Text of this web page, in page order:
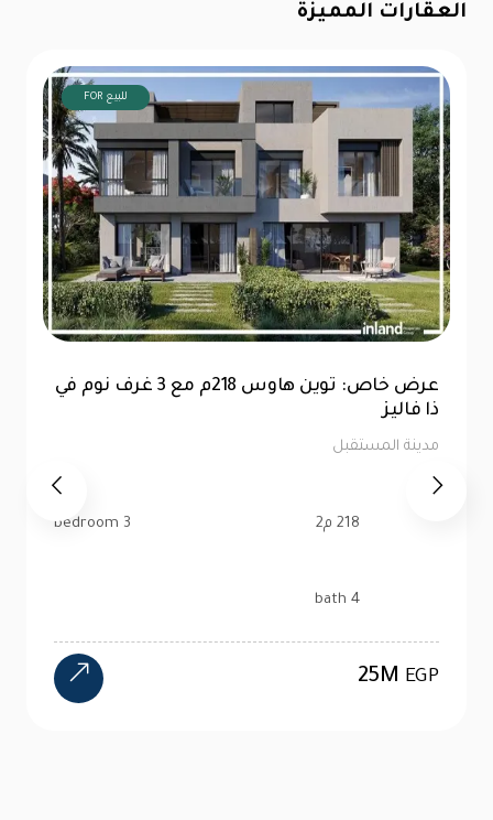
العقارات المميزة
FOR للبيع
عرض خاص: توين هاوس 218م مع 3 غرف نوم في
ذا فاليز
مدينة المستقبل
218 م2 3 bedroom
4 bath
25M EGP